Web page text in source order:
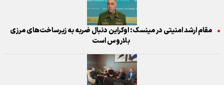
مقام ارشد امنیتی در مینسک: اوکراین دنبال ضربه به زیرساخت‌های مرزی
بلاروس است